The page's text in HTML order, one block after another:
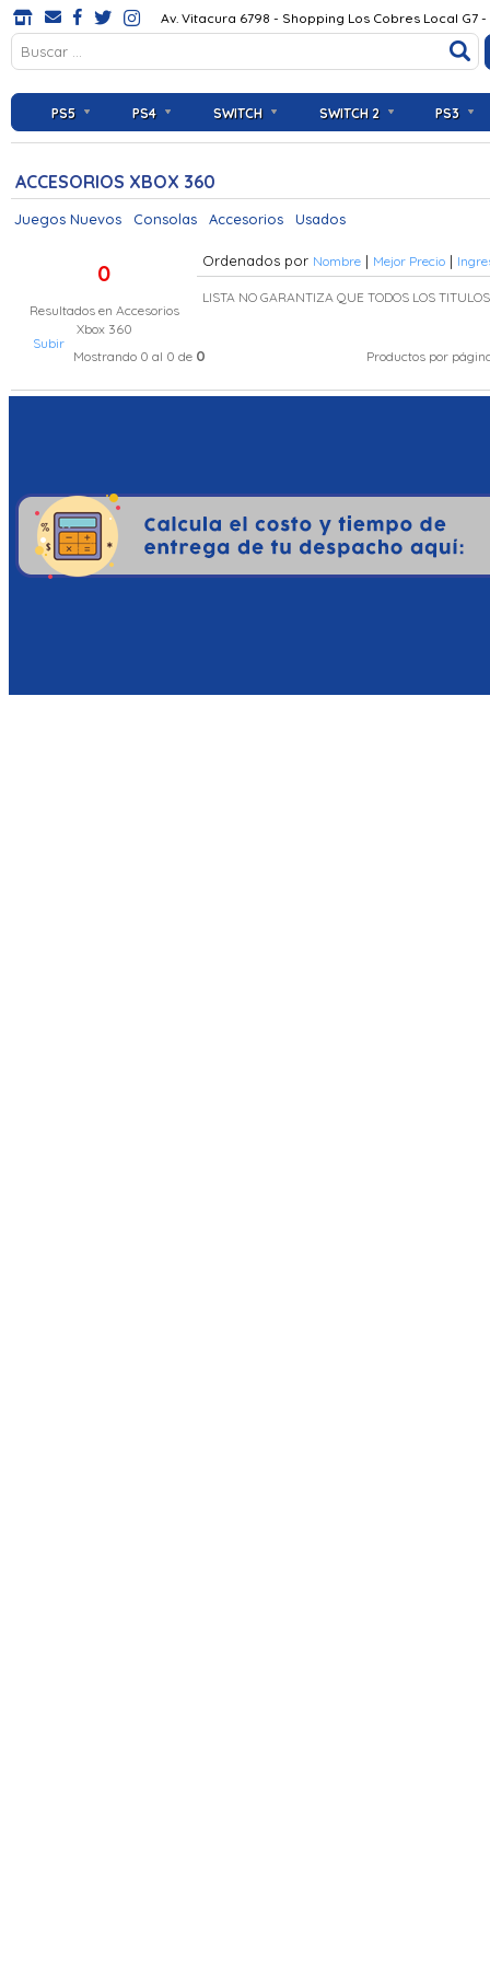
Av. Vitacura 6798 - Shopping Los Cobres Local G7
PS5 PS4 SWITCH SWITCH 2 PS3
ACCESORIOS XBOX 360
Juegos Nuevos Consolas Accesorios Usados
0
Resultados en Accesorios
Xbox 360
Ordenados por Nombre | Mejor Precio |
LISTA NO GARANTIZA QUE TODOS LOS
Subir
Mostrando 0 al 0 de 0 Productos por